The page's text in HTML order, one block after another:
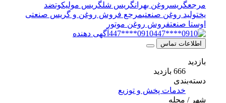
گریسروغن بهرانگریس شلگریس مولیکوتضد
تولید روغن صنعتیمرجع فروش روغن و گریس صنعتی
اوستا صنعت فروش روغن موتور
0910****447
آگهی دهنده
اطلاعات تماس
دسته‌بندی
خدمات پخش و توزیع
شهر / محله